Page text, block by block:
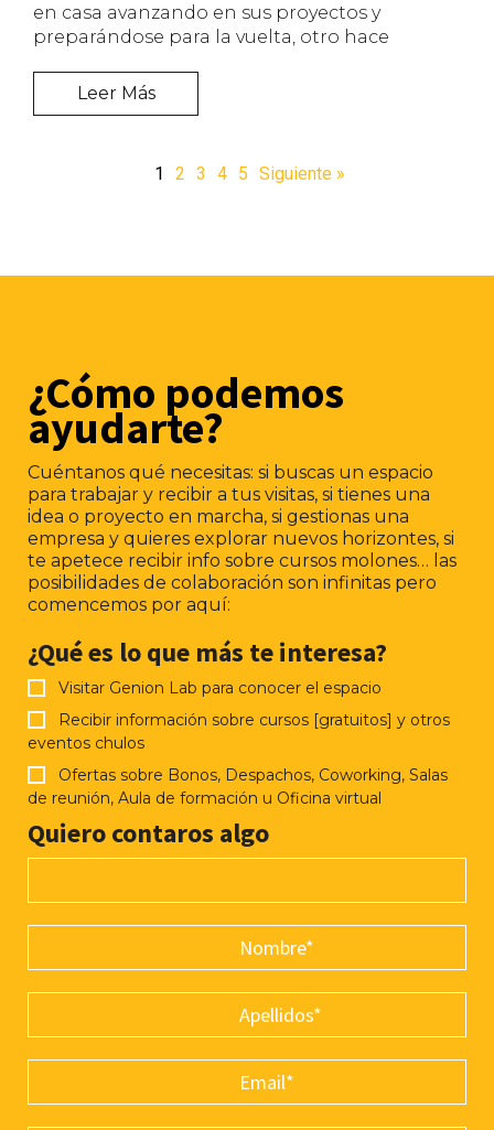
en casa avanzando en sus proyectos y
preparándose para la vuelta, otro hace
Leer Más
1 2 3 4 5 Siguiente »
¿Cómo podemos
ayudarte?
Cuéntanos qué necesitas: si buscas un espacio
para trabajar y recibir a tus visitas, si tienes una
idea o proyecto en marcha, si gestionas una
empresa y quieres explorar nuevos horizontes, si
te apetece recibir info sobre cursos molones… las
posibilidades de colaboración son infinitas pero
comencemos por aquí:
¿Qué es lo que más te interesa?
Visitar Genion Lab para conocer el espacio
eventos chulos
de reunión, Aula de formación u Oficina virtual
Quiero contaros algo